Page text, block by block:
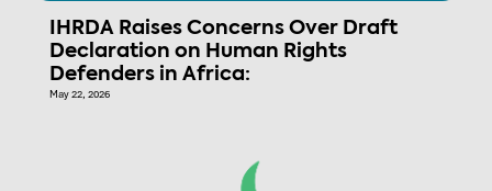
IHRDA Raises Concerns Over Draft
Declaration on Human Rights
Defenders in Africa:
May 22, 2026